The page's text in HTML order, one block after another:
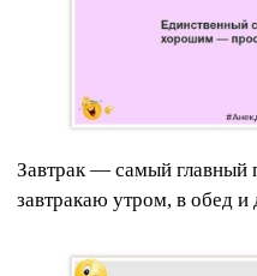
Завтрак — самый
завтракаю утром, в обед и